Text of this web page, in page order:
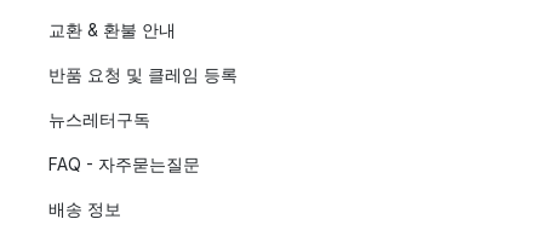
교환 & 환불 안내
반품 요청 및 클레임 등록
뉴스레터구독
FAQ - 자주묻는질문
배송 정보